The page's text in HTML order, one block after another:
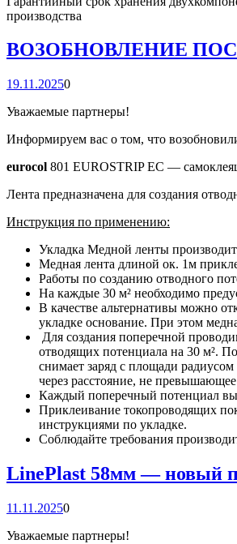
производства
ВОЗОБНОВЛЕНИЕ
19.11.20250
Уважаемые партнеры!
Информируем вас о том, что
eurocol 801 EUROSTRIP EC —
Лента предназначена для создания
Инструкция по применению:
Укладка Медной ленты
Медная лента длиной ок. 1м
Работы по созданию отводного
На каждые 30 м² необходимо
В качестве альтернативы можно
укладке основание. При этом
Для создания поперечной
отводящих потенциала на 30 м².
снимает заряд с площади
через расстояние, не
Каждый поперечный потенциал
Приклеивание токопроводящих
инструкциями по укладке.
Соблюдайте требования
LinePlast 58мм — новый
11.11.20250
Уважаемые партнеры!